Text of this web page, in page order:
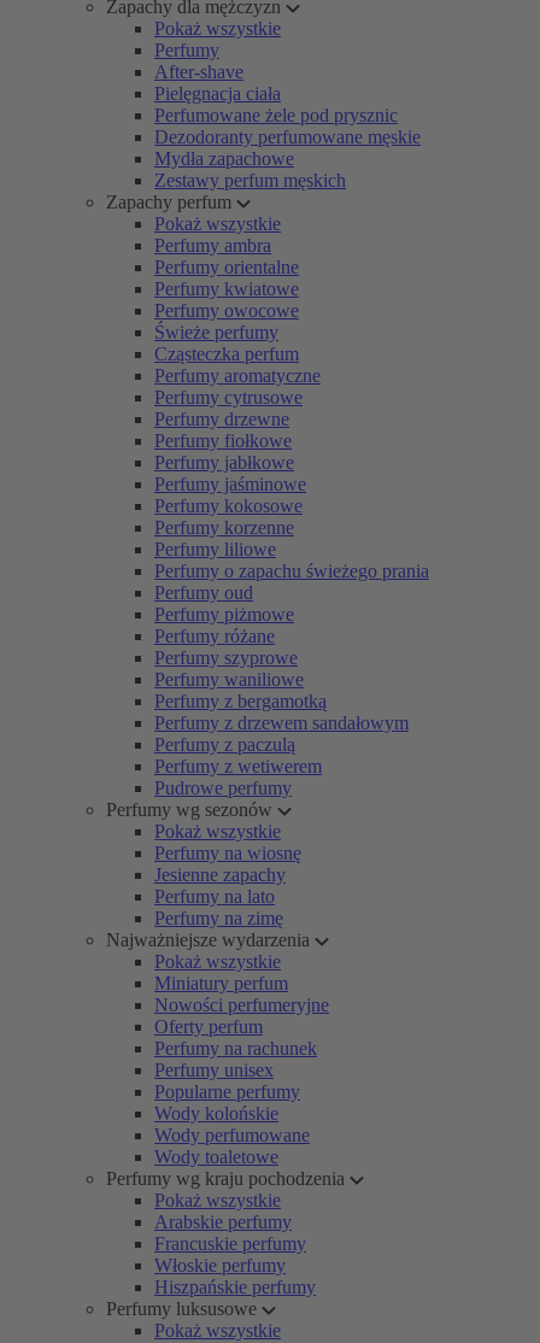
Zapachy dla mężczyzn
Pokaż wszystkie
Perfumy
After-shave
Pielęgnacja ciała
Perfumowane żele pod prysznic
Dezodoranty perfumowane męskie
Mydła zapachowe
Zestawy perfum męskich
Zapachy perfum
Pokaż wszystkie
Perfumy ambra
Perfumy orientalne
Perfumy kwiatowe
Perfumy owocowe
Świeże perfumy
Cząsteczka perfum
Perfumy aromatyczne
Perfumy cytrusowe
Perfumy drzewne
Perfumy fiołkowe
Perfumy jabłkowe
Perfumy jaśminowe
Perfumy kokosowe
Perfumy korzenne
Perfumy liliowe
Perfumy o zapachu świeżego prania
Perfumy oud
Perfumy piżmowe
Perfumy różane
Perfumy szyprowe
Perfumy waniliowe
Perfumy z bergamotką
Perfumy z drzewem sandałowym
Perfumy z paczulą
Perfumy z wetiwerem
Pudrowe perfumy
Perfumy wg sezonów
Pokaż wszystkie
Perfumy na wiosnę
Jesienne zapachy
Perfumy na lato
Perfumy na zimę
Najważniejsze wydarzenia
Pokaż wszystkie
Miniatury perfum
Nowości perfumeryjne
Oferty perfum
Perfumy na rachunek
Perfumy unisex
Popularne perfumy
Wody kolońskie
Wody perfumowane
Wody toaletowe
Perfumy wg kraju pochodzenia
Pokaż wszystkie
Arabskie perfumy
Francuskie perfumy
Włoskie perfumy
Hiszpańskie perfumy
Perfumy luksusowe
Pokaż wszystkie